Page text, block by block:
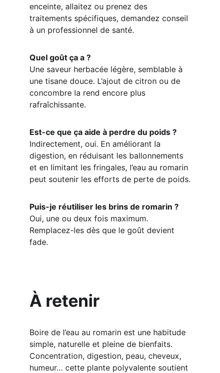
enceinte, allaitez ou prenez des
traitements spécifiques, demandez conseil
à un professionnel de santé.
Quel goût ça a ?
Une saveur herbacée légère, semblable à
une tisane douce. L’ajout de citron ou de
concombre la rend encore plus
rafraîchissante.
Est-ce que ça aide à perdre du poids ?
Indirectement, oui. En améliorant la
digestion, en réduisant les ballonnements
et en limitant les fringales, l’eau au romarin
peut soutenir les efforts de perte de poids.
Puis-je réutiliser les brins de romarin ?
Oui, une ou deux fois maximum.
Remplacez-les dès que le goût devient
fade.
À retenir
Boire de l’eau au romarin est une habitude
simple, naturelle et pleine de bienfaits.
Concentration, digestion, peau, cheveux,
humeur… cette plante polyvalente soutient